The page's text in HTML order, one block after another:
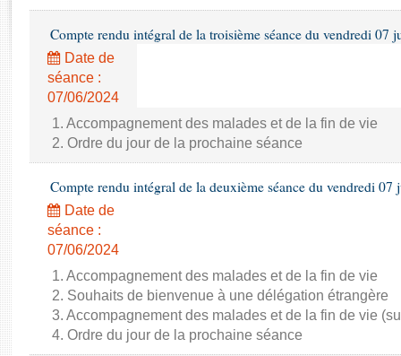
Baromètre de l’application des lois
Dossiers législatifs
Budget et sécurité sociale
Questions écrites et orales
Comptes rendus des débats
Compte rendu intégral de la troisième séance du vendredi 07
Date de
séance :
07/06/2024
1. Accompagnement des malades et de la fin de vie
2. Ordre du jour de la prochaine séance
Compte rendu intégral de la deuxième séance du vendredi 07
Date de
séance :
07/06/2024
1. Accompagnement des malades et de la fin de vie
2. Souhaits de bienvenue à une délégation étrangère
3. Accompagnement des malades et de la fin de vie
4. Ordre du jour de la prochaine séance